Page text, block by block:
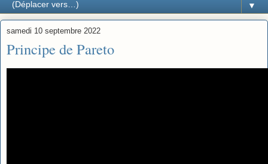
▼
samedi 10 septembre 2022
Principe de Pareto